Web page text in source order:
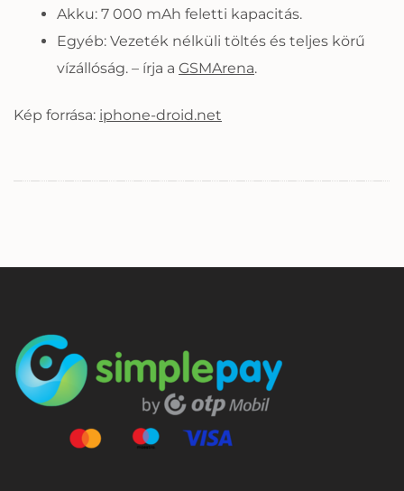
Akku: 7 000 mAh feletti kapacitás.
Egyéb: Vezeték nélküli töltés és teljes körű
vízállóság. – írja a GSMArena.
Kép forrása: iphone-droid.net